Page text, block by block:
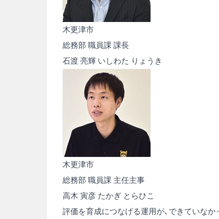
木更津市
総務部 職員課 課長
石渡 亮輝 いしわた りょうき
木更津市
総務部 職員課 主任主事
高木 寅彦 たかぎ とらひこ
評価を育成につなげる運用が、できていなか